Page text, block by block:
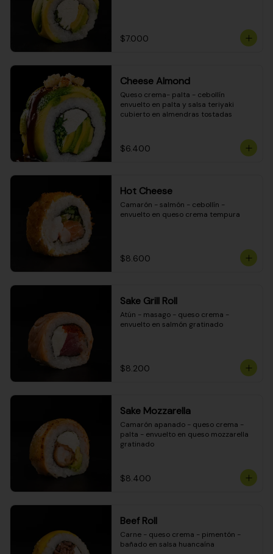
$7.000
Cheese Almond
Queso crema- palta - cebollín
envuelto en palta y salsa teriyaki
cubierto en almendras tostadas
$6.400
Hot Cheese
Camarón - salmón - cebollín -
envuelto en queso crema tempura
$8.600
Sake Grill Roll
Atún - masago - queso crema -
envuelto en salmón gratinado
$8.200
Sake Mozzarella
Camarón apanado - queso crema -
palta - envuelto en queso mozzarella
gratinado
$8.400
Beef Roll
Carne - queso crema - pimentón -
bañado en salsa huancaína